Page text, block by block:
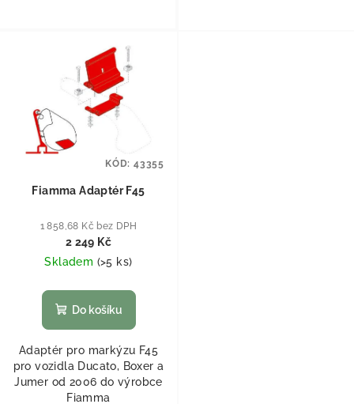
Fiamma Adaptér F45
1 858,68 Kč bez DPH
2 249 Kč
Skladem (>5 ks)
Do košíku
Adaptér pro markýzu F45
pro vozidla Ducato, Boxer a
Jumer od 2006 do výrobce
Fiamma
KÓD: 43355